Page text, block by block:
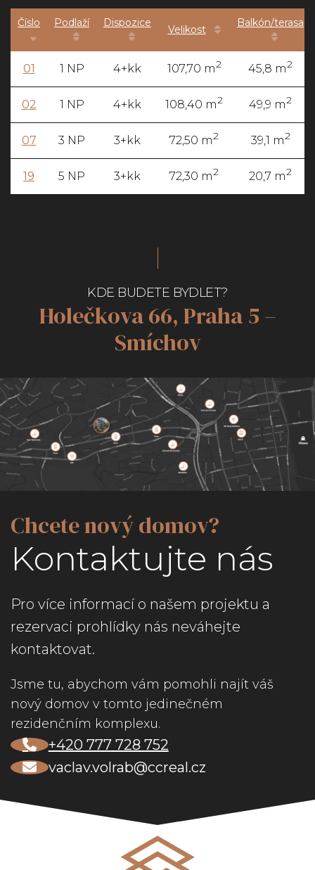
Číslo Podlaží Dispozice
Velikost
Balkón/terasa
01 1 NP 4+kk 107,70 m2 45,8 m2
02 1 NP 4+kk 108,40 m2 49,9 m2
07 3 NP 3+kk 72,50 m2 39,1 m2
19 5 NP 3+kk 72,30 m2 20,7 m2
KDE BUDETE BYDLET?
Holečkova 66, Praha 5 –
Smíchov
Chcete nový domov?
Kontaktujte nás
Pro více informací o našem projektu a
rezervaci prohlídky nás neváhejte
kontaktovat.
Jsme tu, abychom vám pomohli najít váš
nový domov v tomto jedinečném
rezidenčním komplexu.
+420 777 728 752
vaclav.volrab@ccreal.cz